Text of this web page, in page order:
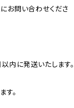
お問い合わせくださ
内に発送いたします。
す。